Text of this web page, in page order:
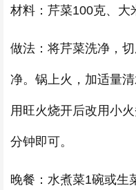
材料：芹菜100克、大
做法：将芹菜洗净，
净。锅上火，加适量
用旺火烧开后改用小
分钟即可。
晚餐：水煮菜1碗或生